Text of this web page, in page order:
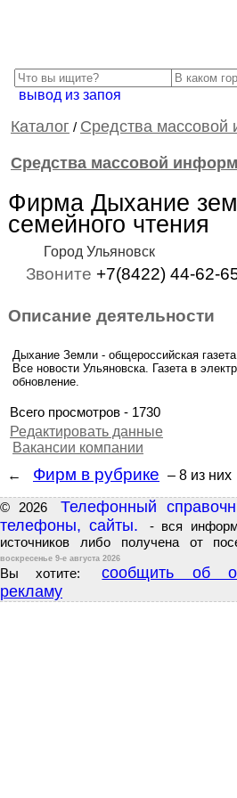
вывод из запоя
Каталог / Cредства
Cредства массовой
Фирма Дыхание
семейного чтения
Город Ульяновск
Звоните +7(8422) 44-62-
Описание деятельности
Дыхание Земли - общероссийская
Все новости Ульяновска. Газета в
обновление.
Всего просмотров - 1730
Редактировать данные
Вакансии компании
←
Фирм в рубрике – 8 из них
© 2026
Телефонный
телефоны, сайты.
- вся
источников либо получена от
воскресенье 9-е августа 2026
Вы хотите: сообщить об
рекламу